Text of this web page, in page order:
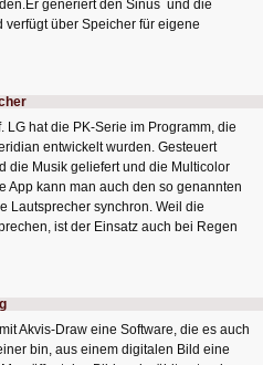
generiert den Sinus und die
über Speicher für eigene
LG hat die PK-Serie im Programm, die
entwickelt wurden. Gesteuert
die Musik geliefert und die Multicolor
App kann man auch den so genannten
Lautsprecher synchron. Weil die
ist der Einsatz auch bei Regen
Akvis-Draw eine Software, die es auch
bin, aus einem digitalen Bild eine